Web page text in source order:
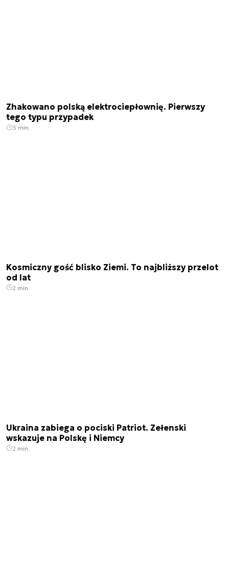
Zhakowano polską elektrociepłownię. Pierwszy
tego typu przypadek
3 min.
Kosmiczny gość blisko Ziemi. To najbliższy przelot
od lat
2 min.
Ukraina zabiega o pociski Patriot. Zełenski
wskazuje na Polskę i Niemcy
2 min.